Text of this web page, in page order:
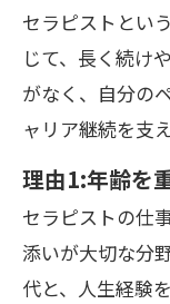
セラピストとい
じて、長く続け
がなく、自分の
ャリア継続を支え
理由1:年齢を
セラピストの仕
添いが大切な分
代と、人生経験